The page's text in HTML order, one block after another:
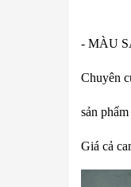
- MÀU
Chuyên
sản phẩm
Giá cả